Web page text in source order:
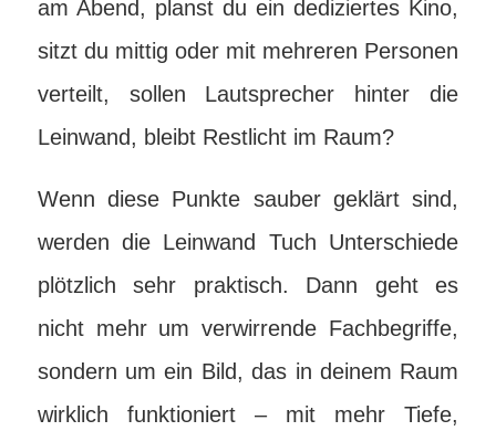
am Abend, planst du ein dediziertes Kino,
sitzt du mittig oder mit mehreren Personen
verteilt, sollen Lautsprecher hinter die
Leinwand, bleibt Restlicht im Raum?
Wenn diese Punkte sauber geklärt sind,
werden die Leinwand Tuch Unterschiede
plötzlich sehr praktisch. Dann geht es
nicht mehr um verwirrende Fachbegriffe,
sondern um ein Bild, das in deinem Raum
wirklich funktioniert – mit mehr Tiefe,